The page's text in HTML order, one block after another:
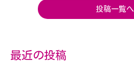
投稿一覧へ
最近の投稿